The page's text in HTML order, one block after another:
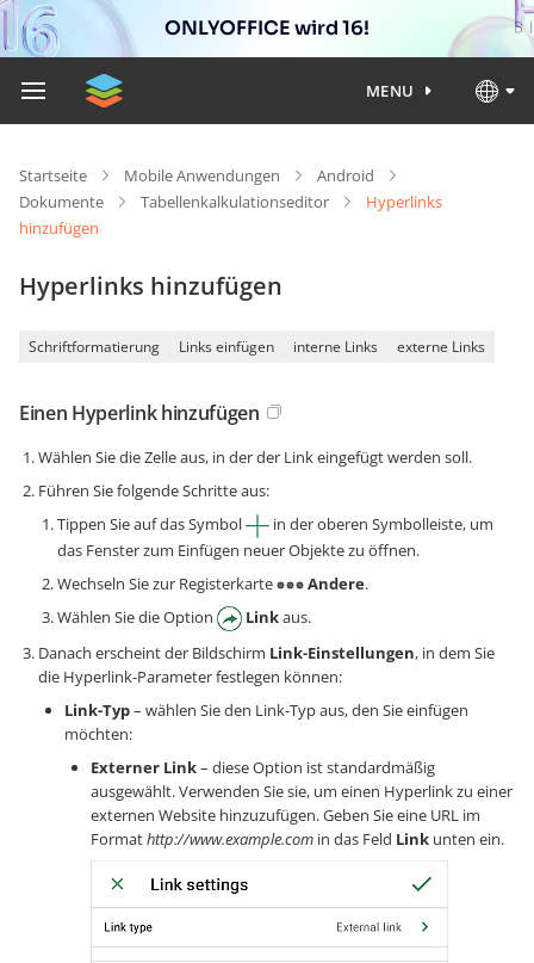
ONLYOFFICE wird 16!
MENU
Startseite Mobile Anwendungen
Android
Dokumente
Tabellenkalkulationseditor
Hyperlinks
hinzufügen
Hyperlinks hinzufügen
Schriftformatierung Links einfügen interne Links externe Links
Einen Hyperlink hinzufügen
Wählen Sie die Zelle aus, in der der Link eingefügt werden soll.
Führen Sie folgende Schritte aus:
Tippen Sie auf das Symbol
in der oberen Symbolleiste, um
das Fenster zum Einfügen neuer Objekte zu öffnen.
Wechseln Sie zur Registerkarte
Andere.
Wählen Sie die Option
Linkaus.
Danach erscheint der Bildschirm Link-Einstellungen, in dem Sie
die Hyperlink-Parameter festlegen können:
Link-Typ– wählen Sie den Link-Typ aus, den Sie einfügen
möchten:
Externer Link– diese Option ist standardmäßig
ausgewählt. Verwenden Sie sie, um einen Hyperlink zu einer
externen Website hinzuzufügen. Geben Sie eine URL im
Formathttp://www.example.com in das Feld Link unten ein.